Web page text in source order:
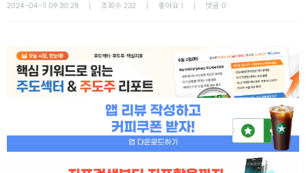
2024-04-11 09:30:28 조회수 232 좋아요 1 댓글 0